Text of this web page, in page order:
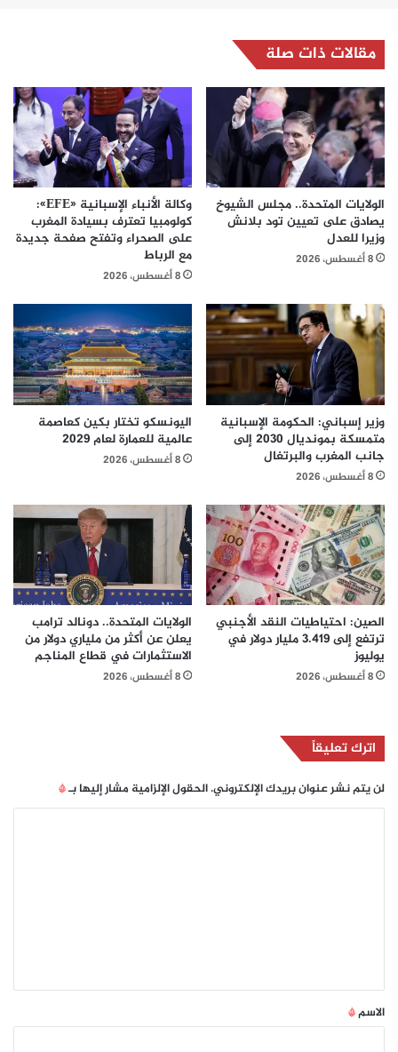
مقالات ذات صلة
الولايات المتحدة.. مجلس الشيوخ
يصادق على تعيين تود بلانش
وزيرا للعدل
8 أغسطس، 2026
وكالة الأنباء الإسبانية «EFE»:
كولومبيا تعترف بسيادة المغرب
على الصحراء وتفتح صفحة جديدة
مع الرباط
8 أغسطس، 2026
وزير إسباني: الحكومة الإسبانية
متمسكة بمونديال 2030 إلى
جانب المغرب والبرتغال
8 أغسطس، 2026
اليونسكو تختار بكين كعاصمة
عالمية للعمارة لعام 2029
8 أغسطس، 2026
الصين: احتياطيات النقد الأجنبي
ترتفع إلى 3.419 مليار دولار في
يوليوز
8 أغسطس، 2026
الولايات المتحدة.. دونالد ترامب
يعلن عن أكثر من ملياري دولار من
الاستثمارات في قطاع المناجم
8 أغسطس، 2026
اترك تعليقاً
لن يتم نشر عنوان بريدك الإلكتروني.الحقول الإلزامية مشار إليها بـ*
*
الاسم*